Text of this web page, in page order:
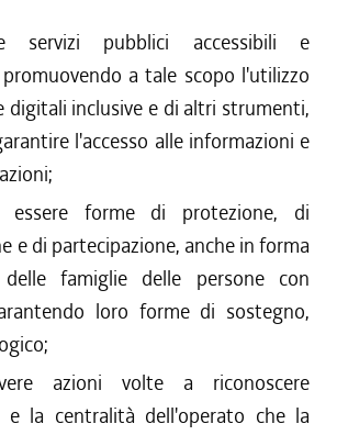
servizi pubblici accessibili e
a tale scopo l'utilizzo
digitali inclusive e di altri strumenti,
l'accesso alle informazioni e
forme di protezione, di
e di partecipazione, anche in forma
delle famiglie delle persone con
loro forme di sostegno,
azioni volte a riconoscere
e la centralità dell'operato che la